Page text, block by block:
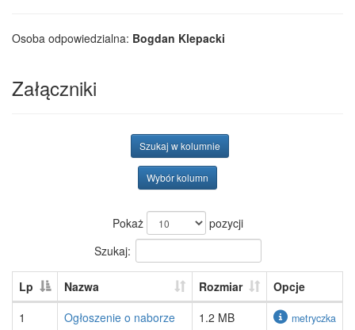
Osoba odpowiedzialna: Bogdan Klepacki
Załączniki
Szukaj w kolumnie
Wybór kolumn
Pokaż
pozycji
Szukaj:
Lp Nazwa Rozmiar
Opcje
1
Ogłoszenie o naborze 1.2 MB metryczka